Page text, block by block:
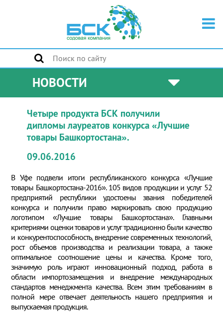
НОВОСТИ
Четыре продукта БСК получили
дипломы лауреатов конкурса «Лучшие
товары Башкортостана».
09.06.2016
В Уфе подвели итоги республиканского конкурса «Лучшие
товары Башкортостана-2016». 105 видов продукции и услуг 52
предприятий республики удостоены звания победителей
конкурса и получили право маркировать свою продукцию
логотипом «Лучшие товары Башкортостана». Главными
критериями оценки товаров и услуг традиционно были качество
и конкурентоспособность, внедрение современных технологий,
рост объемов производства и реализации товара, а также
оптимальное соотношение цены и качества. Кроме того,
значимую роль играют инновационный подход, работа в
области импортозамещения и внедрение международных
стандартов менеджмента качества. Всем этим требованиям в
полной мере отвечает деятельность нашего предприятия и
выпускаемая продукция.